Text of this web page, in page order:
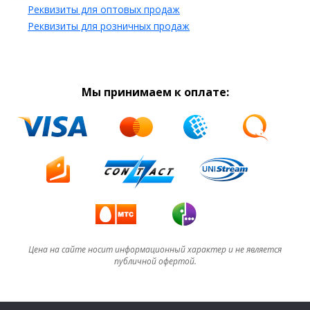
Реквизиты для оптовых продаж
Реквизиты для розничных продаж
Мы принимаем к оплате:
Цена на сайте носит информационный характер и не является
публичной офертой.